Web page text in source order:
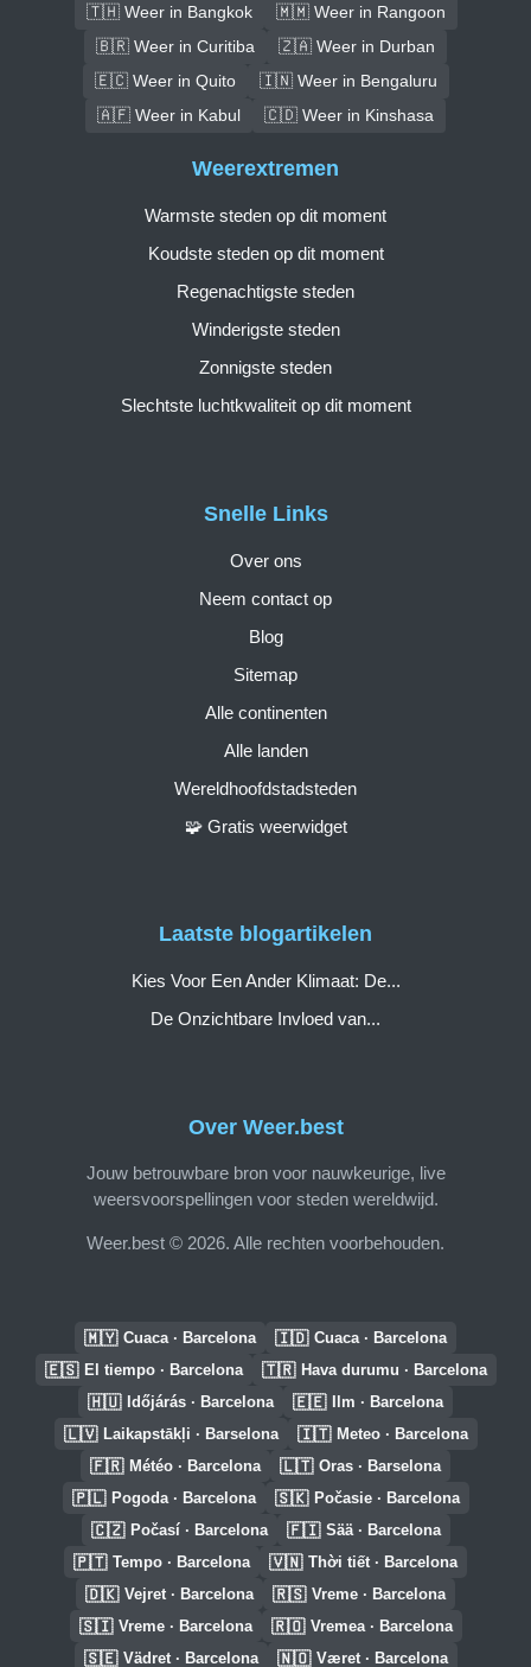
🇹🇭 Weer in Bangkok
🇲🇲 Weer in Rangoon
🇧🇷 Weer in Curitiba
🇿🇦 Weer in Durban
🇪🇨 Weer in Quito
🇮🇳 Weer in Bengaluru
🇦🇫 Weer in Kabul
🇨🇩 Weer in Kinshasa
Over Weer.best
Jouw betrouwbare bron voor nauwkeurige, live
weersvoorspellingen voor steden wereldwijd.
Weer.best © 2026. Alle rechten voorbehouden.
Snelle Links
Over ons
Neem contact op
Blog
Sitemap
Alle continenten
Alle landen
Wereldhoofdstadsteden
🧩 Gratis weerwidget
Weerextremen
Warmste steden op dit moment
Koudste steden op dit moment
Regenachtigste steden
Winderigste steden
Zonnigste steden
Slechtste luchtkwaliteit op dit moment
Laatste blogartikelen
Kies Voor Een Ander Klimaat: De...
De Onzichtbare Invloed van...
🇲🇾 Cuaca · Barcelona 🇮🇩 Cuaca · Barcelona
🇪🇸 El tiempo · Barcelona 🇹🇷 Hava durumu · Barcelona
🇭🇺 Időjárás · Barcelona 🇪🇪 Ilm · Barcelona
🇱🇻 Laikapstākļi · Barselona 🇮🇹 Meteo · Barcelona
🇫🇷 Météo · Barcelona 🇱🇹 Oras · Barselona
🇵🇱 Pogoda · Barcelona 🇸🇰 Počasie · Barcelona
🇨🇿 Počasí · Barcelona 🇫🇮 Sää · Barcelona
🇵🇹 Tempo · Barcelona 🇻🇳 Thời tiết · Barcelona
🇩🇰 Vejret · Barcelona 🇷🇸 Vreme · Barcelona
🇸🇮 Vreme · Barcelona 🇷🇴 Vremea · Barcelona
🇸🇪 Vädret · Barcelona 🇳🇴 Været · Barcelona